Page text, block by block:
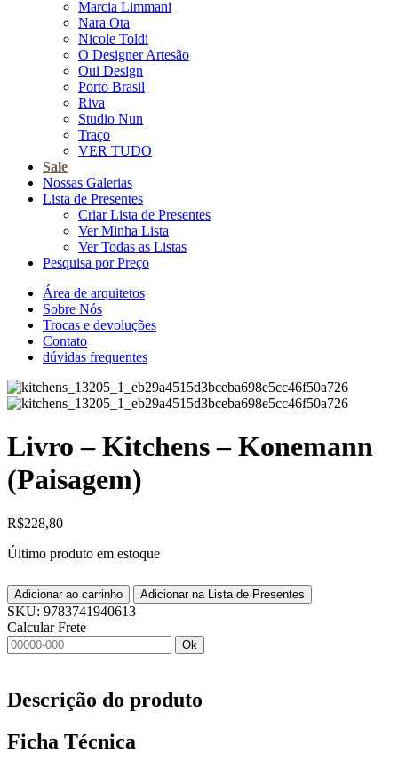
Marcia Limmani
Nara Ota
Nicole Toldi
O Designer Artesão
Oui Design
Porto Brasil
Riva
Studio Nun
Traço
VER TUDO
Sale
Nossas Galerias
Lista de Presentes
Criar Lista de Presentes
Ver Minha Lista
Ver Todas as Listas
Pesquisa por Preço
Área de arquitetos
Sobre Nós
Trocas e devoluções
Contato
dúvidas frequentes
Livro – Kitchens – Konemann
(Paisagem)
R$228,80
Último produto em estoque
Adicionar ao carrinho Adicionar na Lista de Presentes
SKU: 9783741940613
Calcular Frete
Ok
Descrição do produto
Ficha Técnica